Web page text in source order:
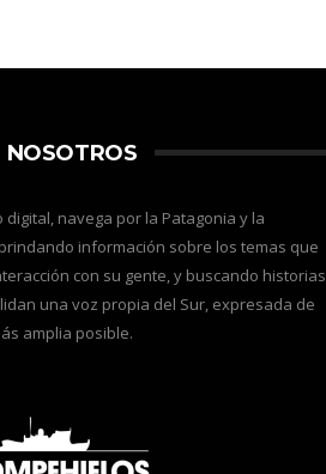
NOSOTROS
digital, navega por la Patagonia y la
información sobre los temas que
con su gente, y buscando historias
una voz propia del Sur, expresada de
amplia posible.